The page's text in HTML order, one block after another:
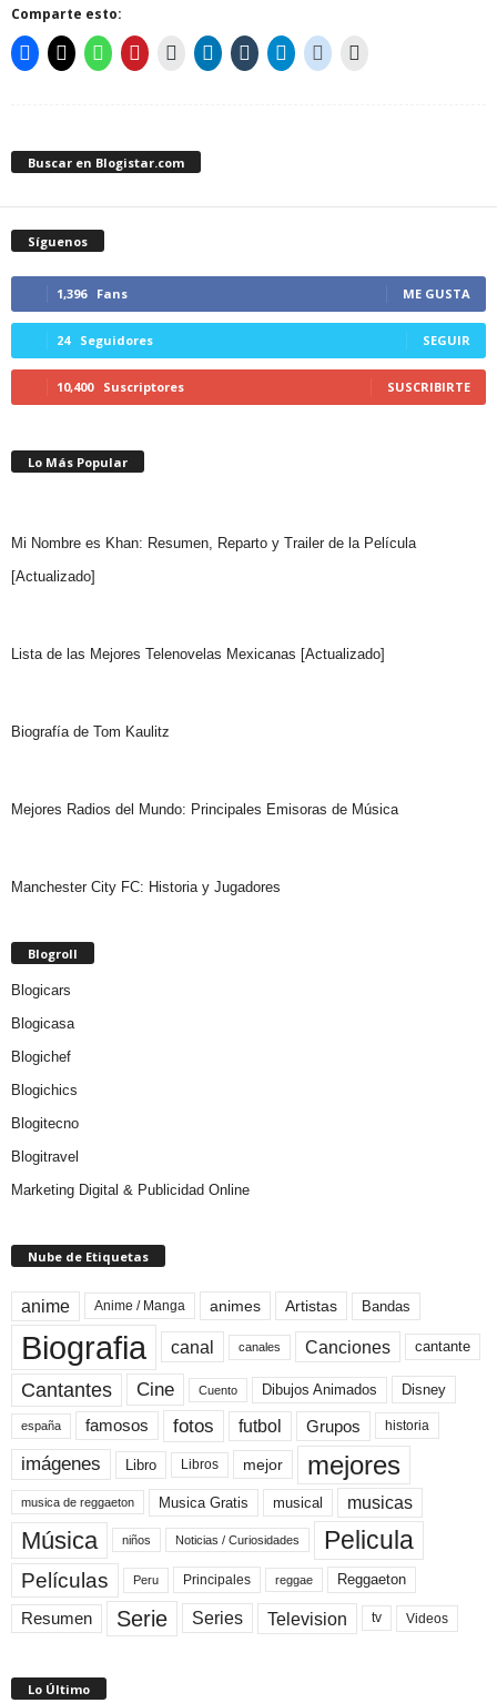
Comparte esto:
Buscar en Blogistar.com
Síguenos
1,396 Fans ME GUSTA
24 Seguidores SEGUIR
10,400 Suscriptores SUSCRIBIRTE
Lo Más Popular
Mi Nombre es Khan: Resumen, Reparto y Trailer de la Película
[Actualizado]
Lista de las Mejores Telenovelas Mexicanas [Actualizado]
Biografía de Tom Kaulitz
Mejores Radios del Mundo: Principales Emisoras de Música
Manchester City FC: Historia y Jugadores
Blogroll
Blogicars
Blogicasa
Blogichef
Blogichics
Blogitecno
Blogitravel
Marketing Digital & Publicidad Online
Nube de Etiquetas
anime Anime / Manga animes Artistas Bandas
Biografia canal canales Canciones cantante
Cantantes Cine Cuento Dibujos Animados Disney
españa famosos fotos futbol Grupos historia
imágenes Libro Libros mejor mejores
musica de reggaeton Musica Gratis musical musicas
Música niños Noticias / Curiosidades Pelicula
Películas Peru Principales reggae Reggaeton
Resumen Serie Series Television tv Videos
Lo Último